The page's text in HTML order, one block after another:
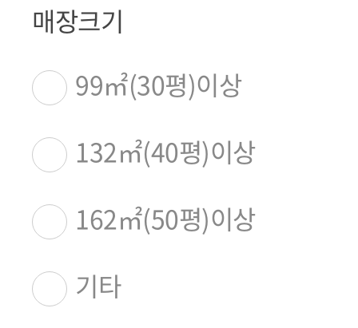
매장크기
99㎡(30평)이상
132㎡(40평)이상
162㎡(50평)이상
기타